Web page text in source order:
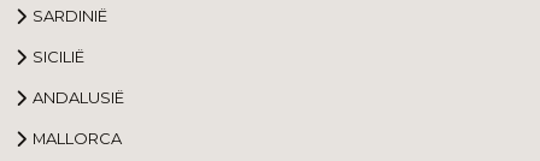
SARDINIË
SICILIË
ANDALUSIË
MALLORCA